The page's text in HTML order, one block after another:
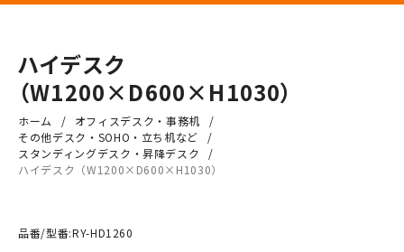
ハイデスク
（W1200×D600×H1030）
ホーム
オフィスデスク・事務机
その他デスク・SOHO・立ち机など
スタンディングデスク・昇降デスク
ハイデスク（W1200×D600×H1030）
品番/型番:RY-HD1260